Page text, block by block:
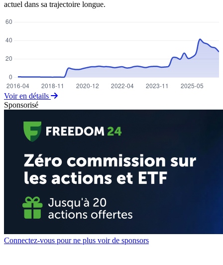
actuel dans sa trajectoire longue.
Voir en détails
Sponsorisé
Connectez-vous pour ne plus voir de sponsors